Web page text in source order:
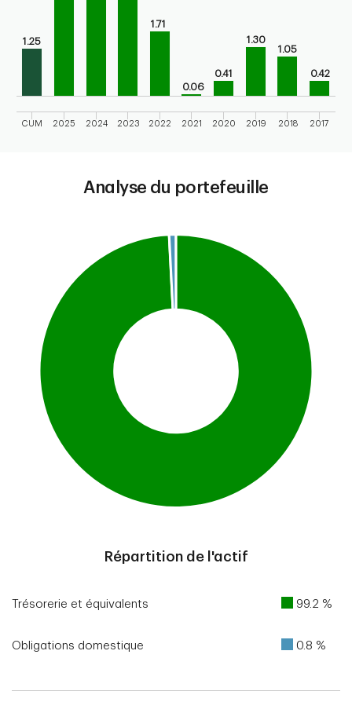
1.25
1.71
0.06
0.41
1.30
1.05
0.42
CUM 2025 2024 2023 2022 2021 2020 2019 2018 2017
Analyse du portefeuille
Pie chart with 2 slices.
This is a portfolio analysis pie chart
Répartition de l'actif
Trésorerie et équivalents 99.2 %
Obligations domestique 0.8 %